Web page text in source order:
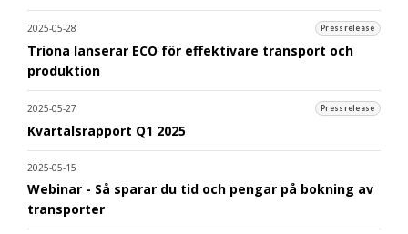
2025-05-28 Pressrelease
Triona lanserar ECO för effektivare transport och
produktion
2025-05-27 Pressrelease
Kvartalsrapport Q1 2025
2025-05-15
Webinar - Så sparar du tid och pengar på bokning av
transporter